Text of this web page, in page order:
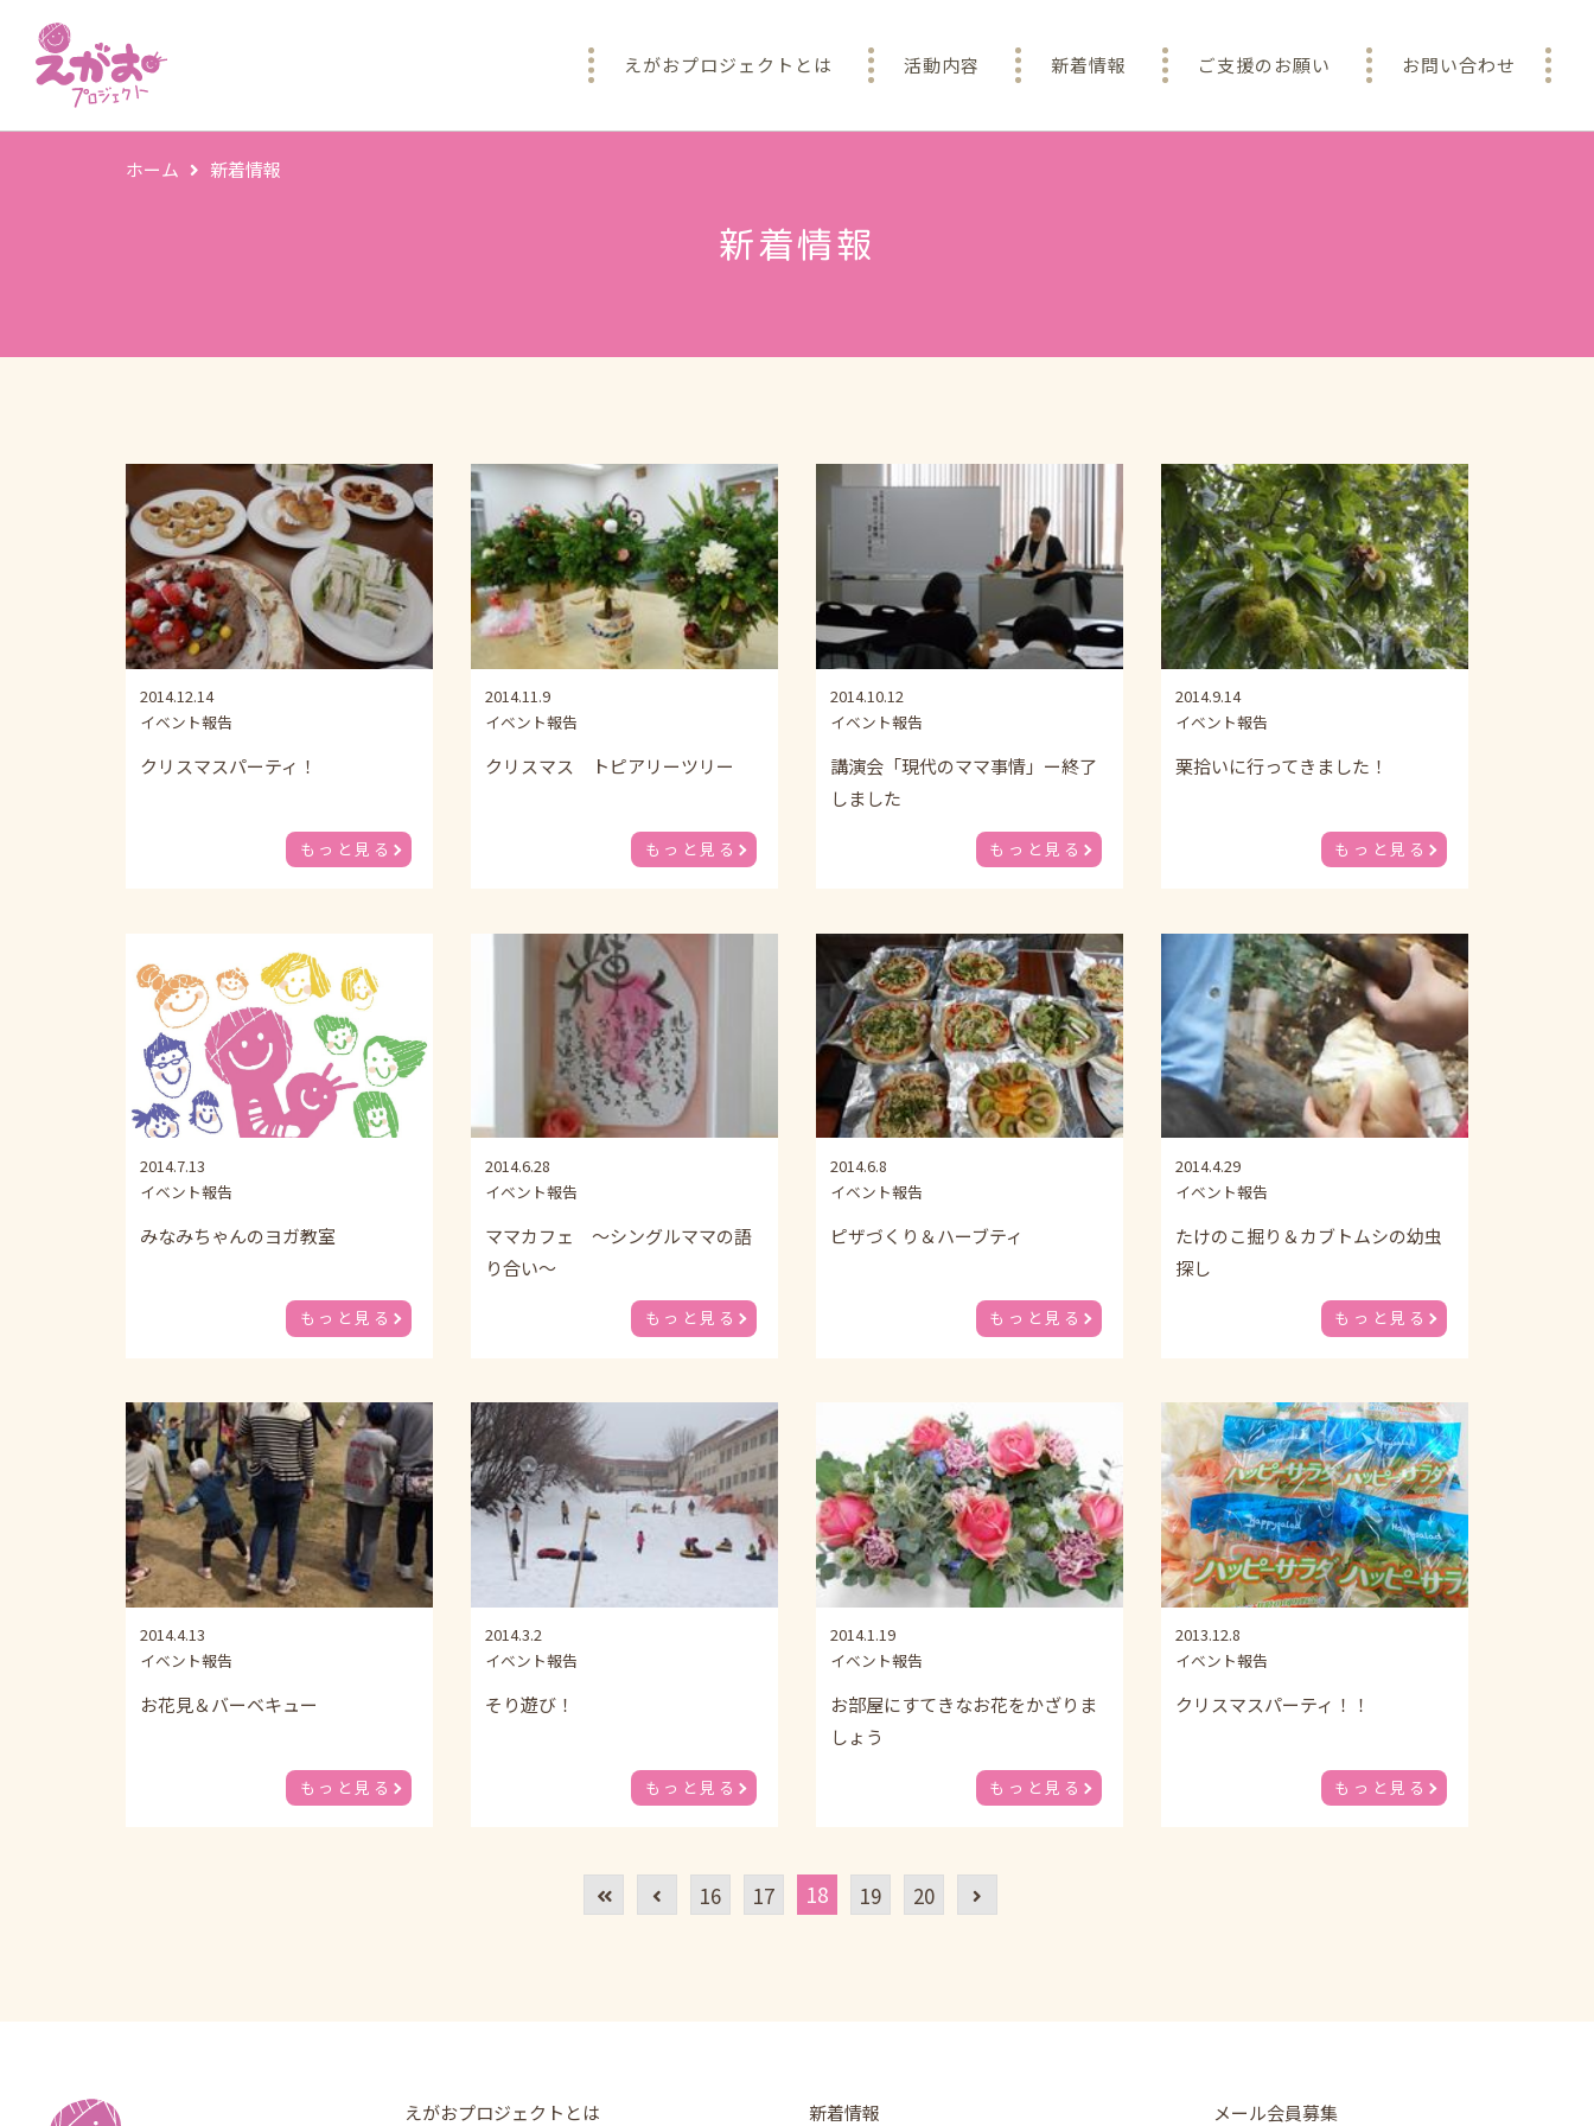
えがおプロジェクトとは 活動内容 新着情報 ご支援のお願い お問い合わせ
ホーム 新着情報
新着情報
2014.12.14
イベント報告
クリスマスパーティ！
もっと見る
2014.11.9
イベント報告
クリスマス トピアリーツリー
もっと見る
2014.10.12
イベント報告
講演会「現代のママ事情」ー終了
しました
もっと見る
2014.9.14
イベント報告
栗拾いに行ってきました！
もっと見る
2014.7.13
イベント報告
みなみちゃんのヨガ教室
もっと見る
2014.6.28
イベント報告
ママカフェ ～シングルママの語
り合い～
もっと見る
2014.6.8
イベント報告
ピザづくり＆ハーブティ
もっと見る
2014.4.29
イベント報告
たけのこ掘り＆カブトムシの幼虫
探し
もっと見る
2014.4.13
イベント報告
お花見＆バーベキュー
もっと見る
2014.3.2
イベント報告
そり遊び！
もっと見る
2014.1.19
イベント報告
お部屋にすてきなお花をかざりま
しょう
もっと見る
2013.12.8
イベント報告
クリスマスパーティ！！
もっと見る
16 17 18 19 20
えがおプロジェクトとは 新着情報 メール会員募集